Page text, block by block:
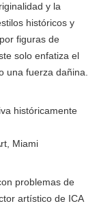
y la
históricos y
figuras de
solo enfatiza el
una fuerza dañina.
Miami
problemas de
artístico de ICA